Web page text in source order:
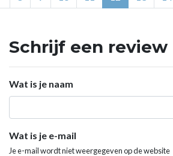
Schrijf een review
Wat is je naam
Wat is je e-mail
Je e-mail wordt niet weergegeven op de website